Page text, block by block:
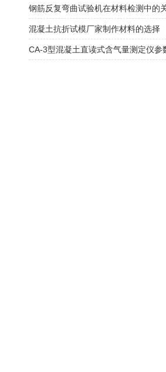
钢筋反复弯曲试验机在材料检测中的
混凝土抗折试模厂家制作材料的选择